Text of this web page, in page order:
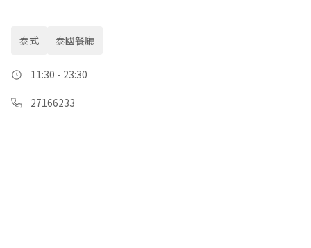
泰式 泰國餐廳
11:30 - 23:30
27166233